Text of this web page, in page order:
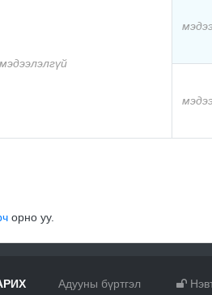
мэдээлэлгүй
орно уу.
Адууны бүртгэл